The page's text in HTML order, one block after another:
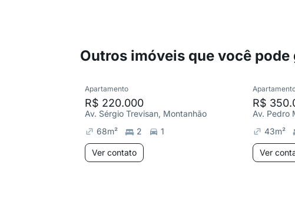
Outros imóveis que você pode
Apartamento
R$ 220.000
Av. Sérgio Trevisan, Montanhão
68m² 2 1
Ver contato
R$
Av. Pedro
43m²
Ver